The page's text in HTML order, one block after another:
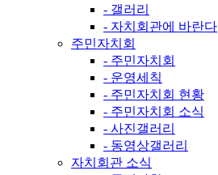
- 갤러리
- 자치회관에 바란다
주민자치회
- 주민자치회
- 운영세칙
- 주민자치회 현황
- 주민자치회 소식
- 사진갤러리
- 동영상갤러리
자치회관 소식